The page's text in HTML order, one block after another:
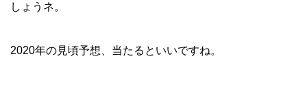
しょうネ。
2020年の見頃予想、当たるといいですね。